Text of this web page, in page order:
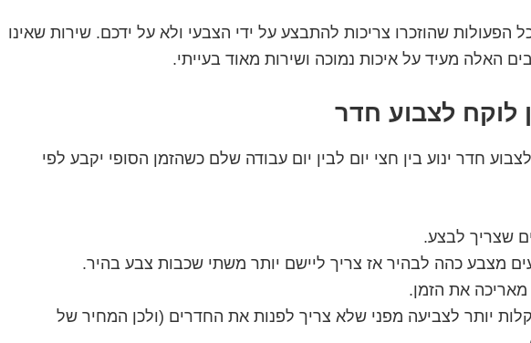
הפעולות שהוזכרו צריכות להתבצע על ידי הצבעי ולא על ידכם. שירות שאינו
האלה מעיד על איכות נמוכה ושירות מאוד בעייתי.
לוקח לצבוע חדר
חדר ינוע בין חצי יום לבין יום עבודה שלם כשהזמן הסופי יקבע לפי
שצריך לבצע.
מצבע כהה לבהיר אז צריך ליישם יותר משתי שכבות צבע בהיר.
מאריכה את הזמן.
קלות יותר לצביעה מפני שלא צריך לפנות את החדרים (ולכן המחיר של